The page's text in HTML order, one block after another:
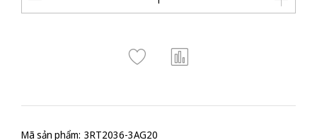
Mã sản phẩm: 3RT2036-3AG20